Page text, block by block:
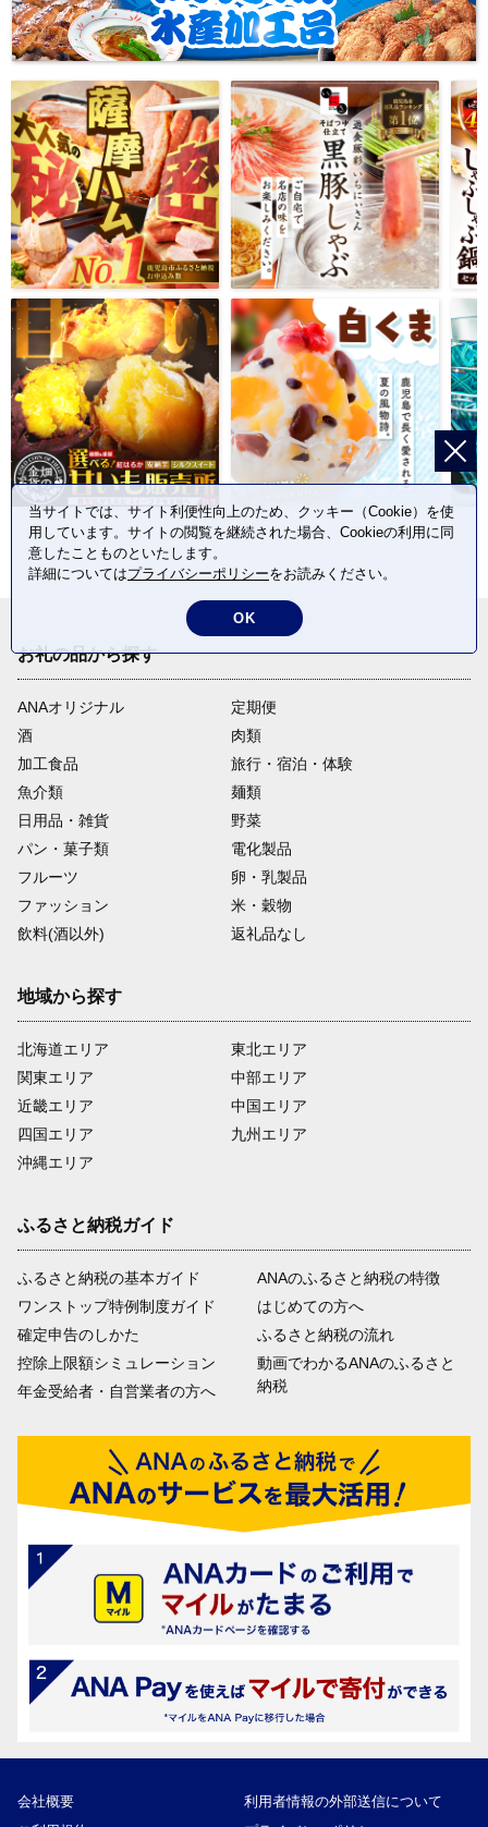
お礼の品から探す
ANAオリジナル
定期便
酒
肉類
加工食品
旅行・宿泊・体験
魚介類
麺類
日用品・雑貨
野菜
パン・菓子類
電化製品
フルーツ
卵・乳製品
ファッション
米・穀物
飲料(酒以外)
返礼品なし
地域から探す
北海道エリア
関東エリア
近畿エリア
四国エリア
沖縄エリア
東北エリア
中部エリア
中国エリア
九州エリア
ふるさと納税ガイド
ふるさと納税の基本ガイド
ワンストップ特例制度ガイド
確定申告のしかた
控除上限額シミュレーション
年金受給者・自営業者の方へ
ANAのふるさと納税の特徴
はじめての方へ
ふるさと納税の流れ
動画でわかるANAのふるさと
納税
会社概要
利用者情報の外部送信について
当サイトでは、サイト利便性向上のため、クッキー（Cookie）を使
用しています。サイトの閲覧を継続された場合、Cookieの利用に同
意したことものといたします。
詳細についてはプライバシーポリシーをお読みください。
OK